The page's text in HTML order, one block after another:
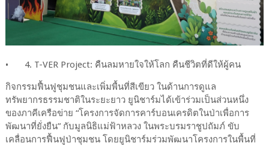
• 4. T-VER Project: คืนลมหายใจให้โลก คืนชีวิตที่ดีให้ผู้คน
กิจกรรมฟื้นฟูชุมชนและเพิ่มพื้นที่สีเขียว ในด้านการดูแล
ทรัพยากรธรรมชาติในระยะยาว ยูนิชาร์มได้เข้าร่วมเป็นส่วนหนึ่ง
ของภาคีเครือข่าย “โครงการจัดการคาร์บอนเครดิตในป่าเพื่อการ
พัฒนาที่ยั่งยืน” กับมูลนิธิแม่ฟ้าหลวง ในพระบรมราชูปถัมภ์ ขับ
เคลื่อนการฟื้นฟูป่าชุมชน โดยยูนิชาร์มร่วมพัฒนาโครงการในพื้นที่